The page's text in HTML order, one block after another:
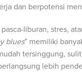
dan berpotensi
liburan, stres,
blues” memiliki
tersinggung,
lebih